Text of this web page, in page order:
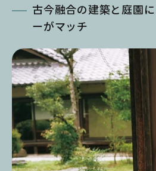
古今融合の建築と庭園
ーがマッチ